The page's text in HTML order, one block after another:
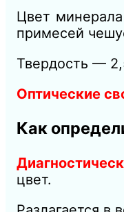
Цвет
примесей
Твердость —
Оптические
Как
цвет.